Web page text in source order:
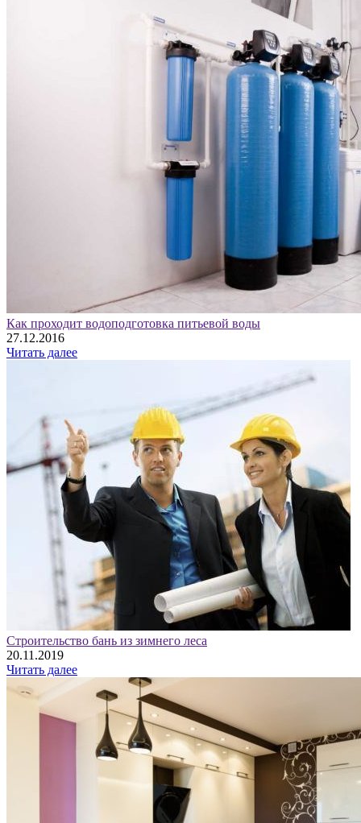
Как проходит водоподготовка питьевой воды
27.12.2016
Читать далее
Строительство бань из зимнего леса
20.11.2019
Читать далее